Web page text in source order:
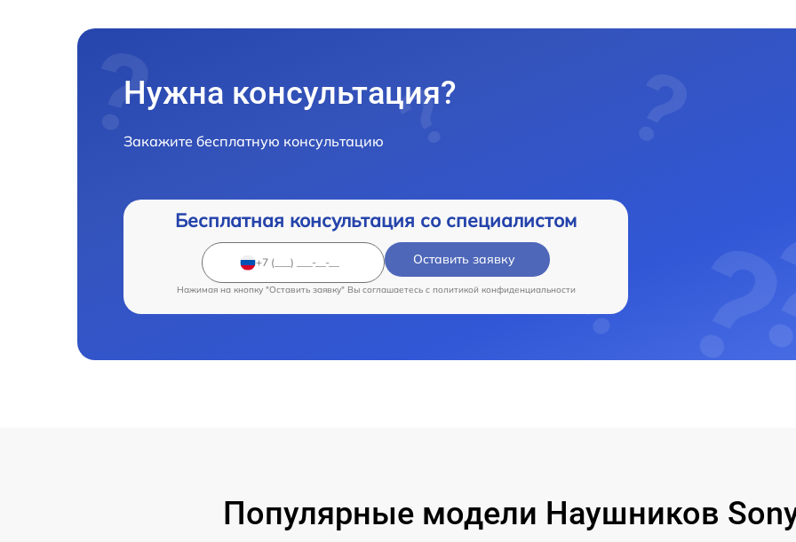
Нужна консультация?
Закажите бесплатную консультацию
Бесплатная консультация со специалистом
Оставить заявку
Нажимая на кнопку "Оставить заявку" Вы соглашаетесь c политикой конфиденциальности
Популярные модели Наушников